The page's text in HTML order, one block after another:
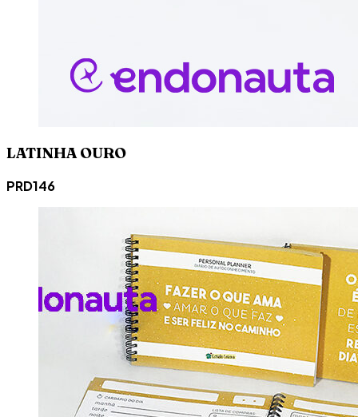
LATINHA OURO
PRD146